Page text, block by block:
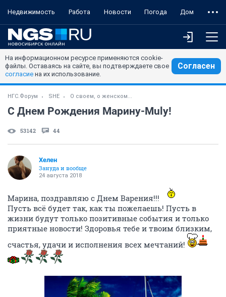
Недвижимость Работа Новости Погода Дом
На информационном ресурсе применяются cookie-
файлы. Оставаясь на сайте, вы подтверждаете свое
согласие на их использование.
Согласен
НГС.Форум SHE О своем, о женском...
С Днем Рождения Марину-Muly!
53142 44
Хелен
Зануда и вообще
24 августа 2018
Марина, поздравляю с Днем Варения!!!
Пусть всё будет так, как ты пожелаешь! Пусть в
жизни будут только позитивные события и только
приятные новости! Здоровья тебе и твоим близким,
счастья, удачи и исполнения всех мечтаний!